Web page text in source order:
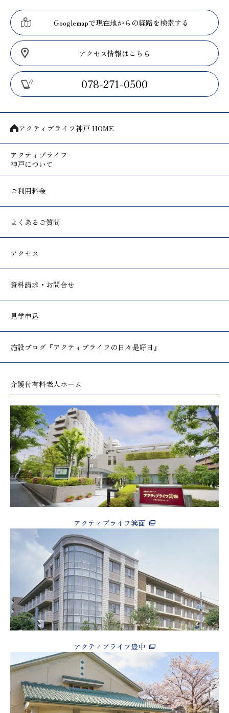
Googlemapで現在地からの経路を検索する
アクセス情報はこちら
078-271-0500
アクティブライフ神戸 HOME
アクティブライフ
神戸について
ご利用料金
よくあるご質問
アクセス
資料請求・お問合せ
見学申込
施設ブログ 『アクティブライフの日々是好日』
介護付有料老人ホーム
アクティブライフ箕面
アクティブライフ豊中